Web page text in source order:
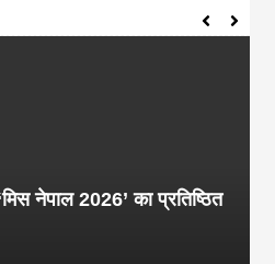
नेपाल 2026’ का प्रतिष्ठित